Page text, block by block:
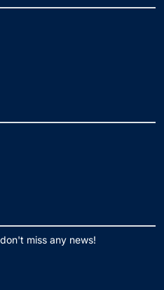
miss any news!